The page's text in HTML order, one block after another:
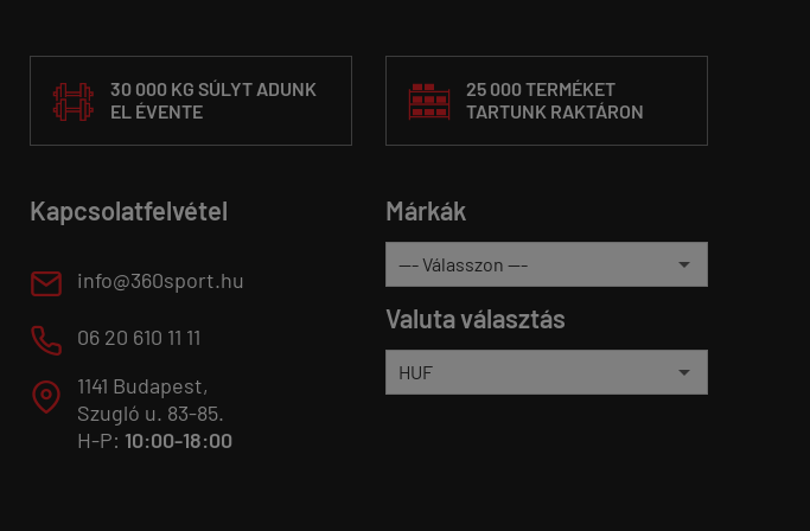
30 000 KG SÚLYT ADUNK
EL ÉVENTE
25 000 TERMÉKET
TARTUNK RAKTÁRON
Kapcsolatfelvétel
E info@360sport.hu
M 06 20 610 11 11
T
1141 Budapest,
Szugló u. 83-85.
H-P: 10:00-18:00
Márkák
Valuta választás